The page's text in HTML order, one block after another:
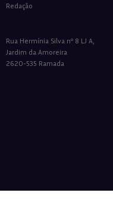
Redação
Rua Hermínia Silva nº 8 LJ A,
Jardim da Amoreira
2620-535 Ramada